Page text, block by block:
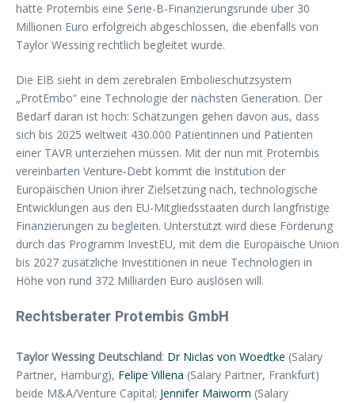
hatte Protembis eine Serie-B-Finanzierungsrunde über 30
Millionen Euro erfolgreich abgeschlossen, die ebenfalls von
Taylor Wessing rechtlich begleitet wurde.
Die EIB sieht in dem zerebralen Embolieschutzsystem
„ProtEmbo“ eine Technologie der nächsten Generation. Der
Bedarf daran ist hoch: Schätzungen gehen davon aus, dass
sich bis 2025 weltweit 430.000 Patientinnen und Patienten
einer TAVR unterziehen müssen. Mit der nun mit Protembis
vereinbarten Venture-Debt kommt die Institution der
Europäischen Union ihrer Zielsetzung nach, technologische
Entwicklungen aus den EU-Mitgliedsstaaten durch langfristige
Finanzierungen zu begleiten. Unterstützt wird diese Förderung
durch das Programm InvestEU, mit dem die Europäische Union
bis 2027 zusätzliche Investitionen in neue Technologien in
Höhe von rund 372 Milliarden Euro auslösen will.
Rechtsberater Protembis GmbH
Taylor Wessing Deutschland: Dr Niclas von Woedtke (Salary
Partner, Hamburg), Felipe Villena (Salary Partner, Frankfurt)
beide M&A/Venture Capital; Jennifer Maiworm (Salary